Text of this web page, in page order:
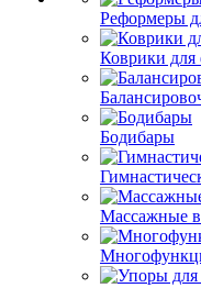
Реформеры
Коврики для
Бодибары
Массажные